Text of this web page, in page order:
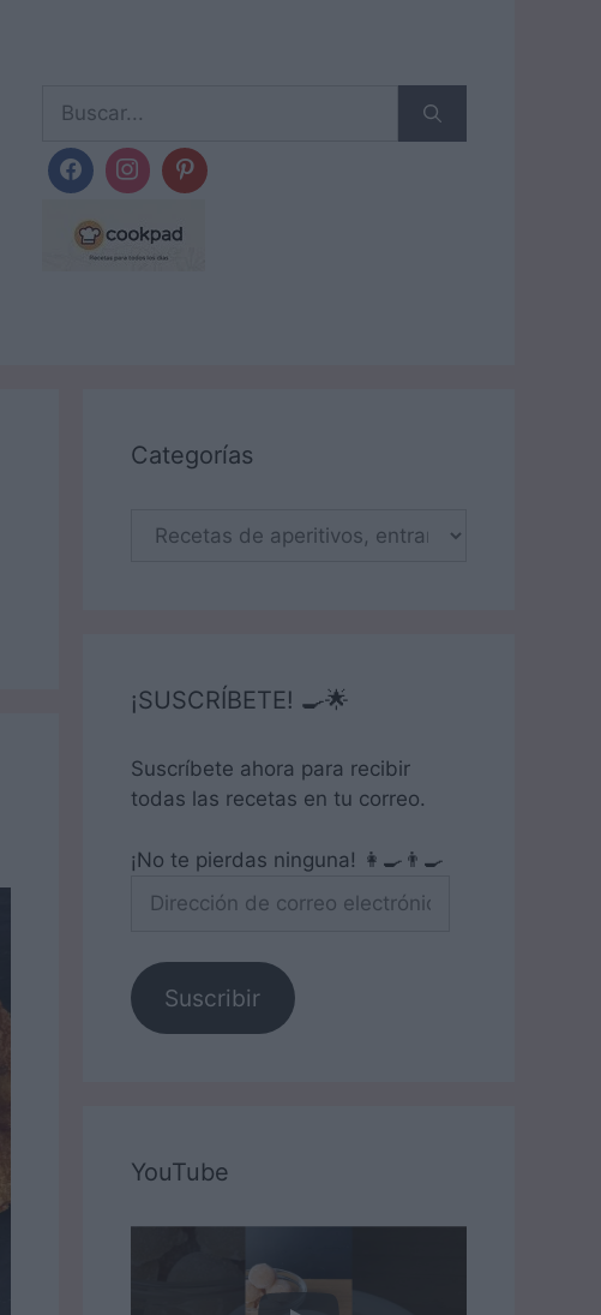
Categorías
Categorías
¡SUSCRÍBETE! 🍳🌟
Suscríbete ahora para recibir
todas las recetas en tu correo.
¡No te pierdas ninguna! 👩‍🍳👨‍🍳
de
electrónico
Suscribir
YouTube